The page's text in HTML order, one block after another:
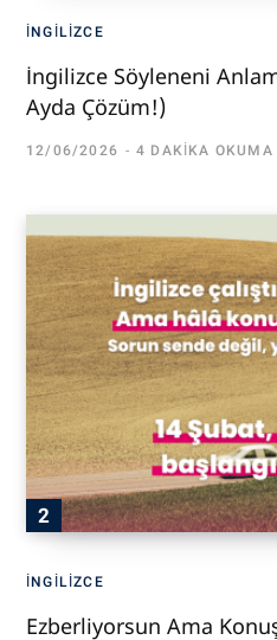
İNGILIZCE
İngilizce Söyleneni
Ayda Çözüm!)
12/06/2026 4 DAKIKA OKUMA
İNGILIZCE
Ezberliyorsun Ama